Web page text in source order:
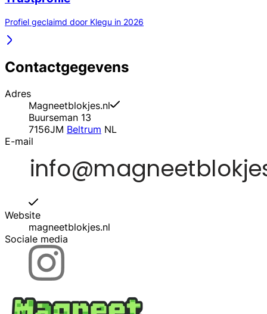
Profiel geclaimd door Klegu in 2026
Contactgegevens
Adres
Magneetblokjes.nl
Buurseman 13
7156JM Beltrum NL
E-mail
Website
magneetblokjes.nl
Sociale media